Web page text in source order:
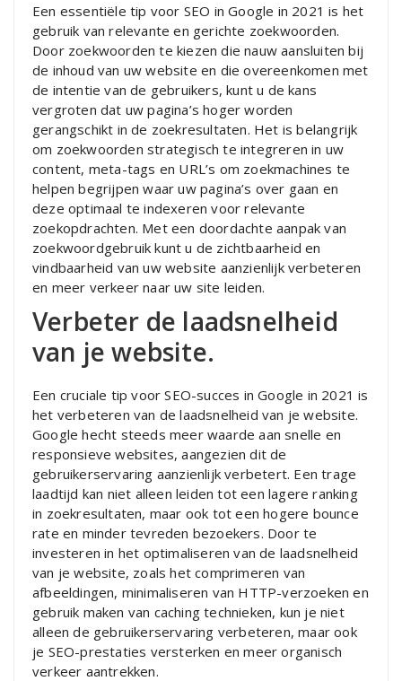
Een essentiële tip voor SEO in Google in 2021 is het
gebruik van relevante en gerichte zoekwoorden.
Door zoekwoorden te kiezen die nauw aansluiten bij
de inhoud van uw website en die overeenkomen met
de intentie van de gebruikers, kunt u de kans
vergroten dat uw pagina’s hoger worden
gerangschikt in de zoekresultaten. Het is belangrijk
om zoekwoorden strategisch te integreren in uw
content, meta-tags en URL’s om zoekmachines te
helpen begrijpen waar uw pagina’s over gaan en
deze optimaal te indexeren voor relevante
zoekopdrachten. Met een doordachte aanpak van
zoekwoordgebruik kunt u de zichtbaarheid en
vindbaarheid van uw website aanzienlijk verbeteren
en meer verkeer naar uw site leiden.
Verbeter de laadsnelheid
van je website.
Een cruciale tip voor SEO-succes in Google in 2021 is
het verbeteren van de laadsnelheid van je website.
Google hecht steeds meer waarde aan snelle en
responsieve websites, aangezien dit de
gebruikerservaring aanzienlijk verbetert. Een trage
laadtijd kan niet alleen leiden tot een lagere ranking
in zoekresultaten, maar ook tot een hogere bounce
rate en minder tevreden bezoekers. Door te
investeren in het optimaliseren van de laadsnelheid
van je website, zoals het comprimeren van
afbeeldingen, minimaliseren van HTTP-verzoeken en
gebruik maken van caching technieken, kun je niet
alleen de gebruikerservaring verbeteren, maar ook
je SEO-prestaties versterken en meer organisch
verkeer aantrekken.